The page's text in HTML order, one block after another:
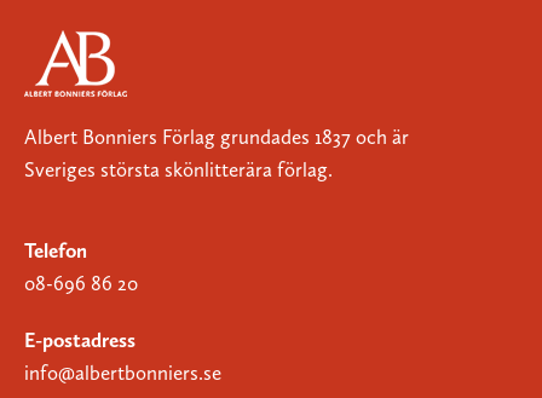
Albert Bonniers Förlag grundades 1837 och är
Sveriges största skönlitterära förlag.
Telefon
08-696 86 20
E-postadress
info@albertbonniers.se